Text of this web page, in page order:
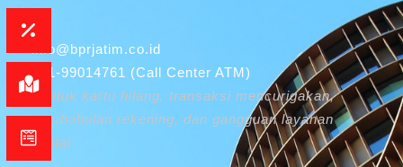
info@bprjatim.co.id
031-99014761 (Call Center ATM)
*Untuk kartu hilang, transaksi mencurigakan,
pembobolan rekening, dan gangguan layanan
digital